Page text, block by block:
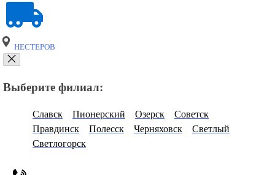
НЕСТЕРОВ
Выберите филиал:
Славск Пионерский Озерск
Советск
Правдинск
Полесск Черняховск
Светлый
Светлогорск